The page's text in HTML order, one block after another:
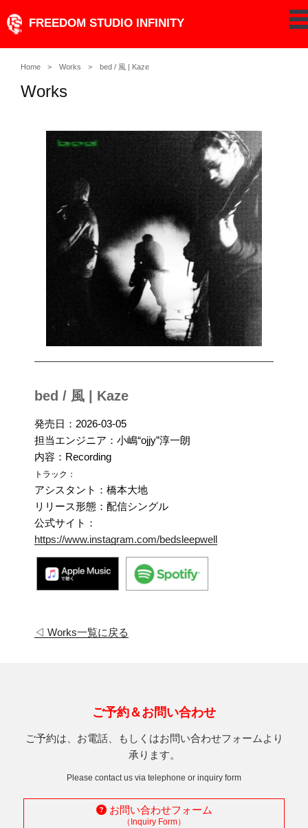
to
FREEDOM STUDIO INFINITY
Home Works bed / 風 | Kaze
Works
bed / 風 | Kaze
発売日：2026-03-05
担当エンジニア：小嶋“ojjy”淳一朗
内容：Recording
トラック：
アシスタント：橋本大地
リリース形態：配信シングル
公式サイト：
https://www.instagram.com/bedsleepwell
◁ Works一覧に戻る
ご予約＆お問い合わせ
ご予約は、お電話、もしくはお問い合わせフォームより
承ります。
Please contact us via telephone or inquiry form
お問い合わせフォーム
（Inquiry Form）